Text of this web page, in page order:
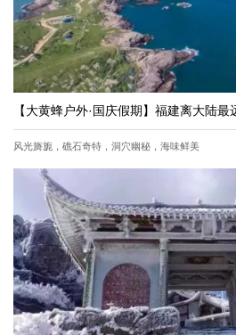
风光旖旎，礁石奇特，洞穴幽秘，海味鲜美